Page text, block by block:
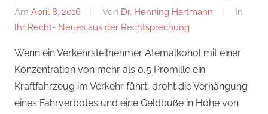
Am April 8, 2016 Von Dr. Henning Hartmann
In
Ihr Recht- Neues aus der Rechtsprechung
Wenn ein Verkehrsteilnehmer Atemalkohol mit einer
Konzentration von mehr als 0,5 Promille ein
Kraftfahrzeug im Verkehr führt, droht die Verhängung
eines Fahrverbotes und eine Geldbuße in Höhe von